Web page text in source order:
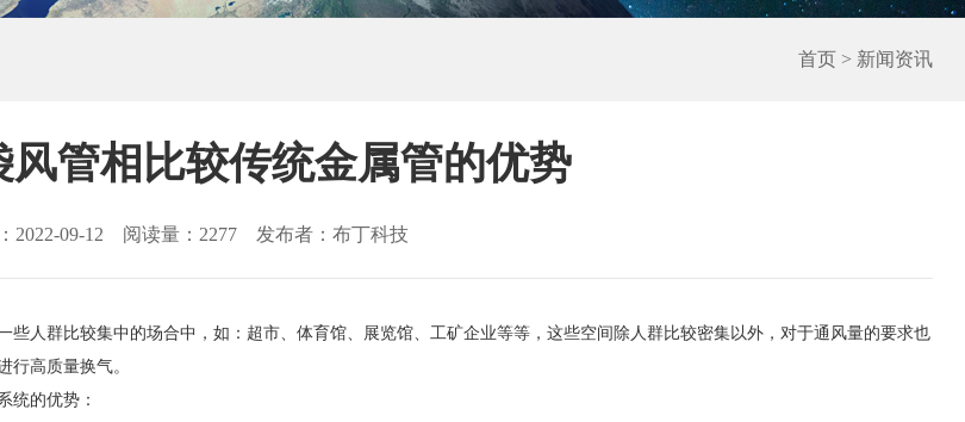
首页 > 新闻资讯
管相比较传统金属管的优势
2022-09-12 阅读量：2277 发布者：布丁科技
人群比较集中的场合中，如：超市、体育馆、展览馆、工矿企业等等，这些空间除人群比较密集以外，对于通风量的要求也
行高质量换气。
统的优势：